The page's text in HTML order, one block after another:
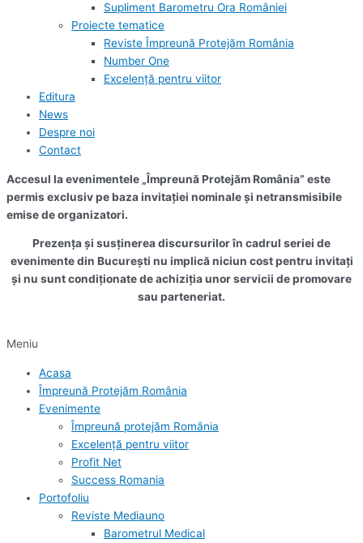
Supliment Barometru Ora României
Proiecte tematice
Reviste Împreună Protejăm România
Number One
Excelență pentru viitor
Editura
News
Despre noi
Contact
Accesul la evenimentele „Împreună Protejăm România” este
permis exclusiv pe baza invitației nominale și netransmisibile
emise de organizatori.
Prezența și susținerea discursurilor în cadrul seriei de
evenimente din București nu implică niciun cost pentru invitați
și nu sunt condiționate de achiziția unor servicii de promovare
sau parteneriat.
Meniu
Acasa
Împreună Protejăm România
Evenimente
Împreună protejăm România
Excelență pentru viitor
Profit Net
Success Romania
Portofoliu
Reviste Mediauno
Barometrul Medical